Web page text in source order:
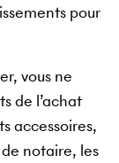
pour
vous ne
de l’achat
accessoires,
notaire, les